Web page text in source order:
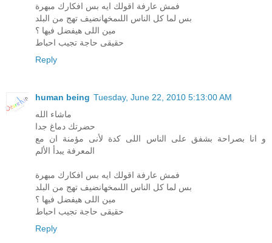
فمش عارفة اقولك ايه بس افكارك مبهرة
بس لما كل الناس اللىمخهانضيف تهج من البلد
مين اللى هيفضل فيها ؟
حقيقى حاجة تجيب احباط
Reply
human being Tuesday, June 22, 2010 5:13:00 AM
ماشاء الله
حضرتك دماغ جدا
و انا بصراحة بشفق على الناس اللى كدة لأنى مؤمنة ان مع
المعرفة يبدأ الألم
فمش عارفة اقولك ايه بس افكارك مبهرة
بس لما كل الناس اللىمخهانضيف تهج من البلد
مين اللى هيفضل فيها ؟
حقيقى حاجة تجيب احباط
Reply